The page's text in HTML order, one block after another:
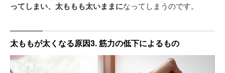
ってしまい、太ももも太いままになってしまうのです。
太ももが太くなる原因3. 筋力の低下によるもの